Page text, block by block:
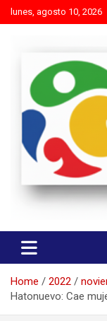
Skip
to
lunes, agosto 10, 2026
Gente
Home 2022
Hatonuevo: Cae